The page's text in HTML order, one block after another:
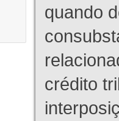
quando
crédito